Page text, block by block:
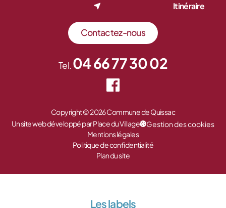
Itinéraire
Contactez-nous
Tel.04 66 77 30 02
Copyright © 2026 Commune de Quissac
Un site web développé par Place du Village
Gestion des cookies
Mentions légales
Politique de confidentialité
Plan du site
Les labels